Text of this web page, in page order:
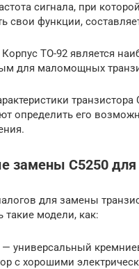
сигнала, при
свои функции,
TO-92 является
для маломощных
транзистора
определить его
замены С5250 для
для замены
модели, как:
— универсальный
с хорошими